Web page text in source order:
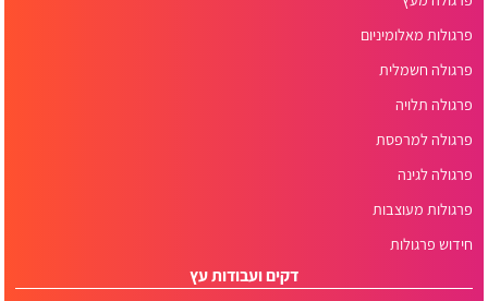
פרגולות מאלומיניום
פרגולה חשמלית
פרגולה תלויה
פרגולה למרפסת
פרגולה לגינה
פרגולות מעוצבות
חידוש פרגולות
דקים ועבודות עץ